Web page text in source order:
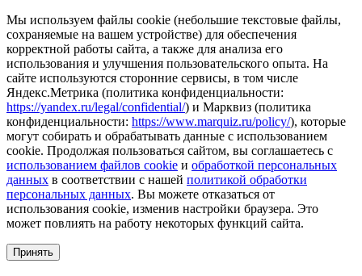
Мы используем файлы cookie (небольшие текстовые файлы,
сохраняемые на вашем устройстве) для обеспечения
корректной работы сайта, а также для анализа его
использования и улучшения пользовательского опыта. На
сайте используются сторонние сервисы, в том числе
Яндекс.Метрика (политика конфиденциальности:
https://yandex.ru/legal/confidential/) и Марквиз (политика
конфиденциальности: https://www.marquiz.ru/policy/), которые
могут собирать и обрабатывать данные с использованием
cookie. Продолжая пользоваться сайтом, вы соглашаетесь с
использованием файлов cookie и обработкой персональных
данных в соответствии с нашей политикой обработки
персональных данных. Вы можете отказаться от
использования cookie, изменив настройки браузера. Это
может повлиять на работу некоторых функций сайта.
Принять